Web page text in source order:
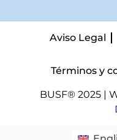
Aviso Legal
Términos y
BUSF® 2025 |